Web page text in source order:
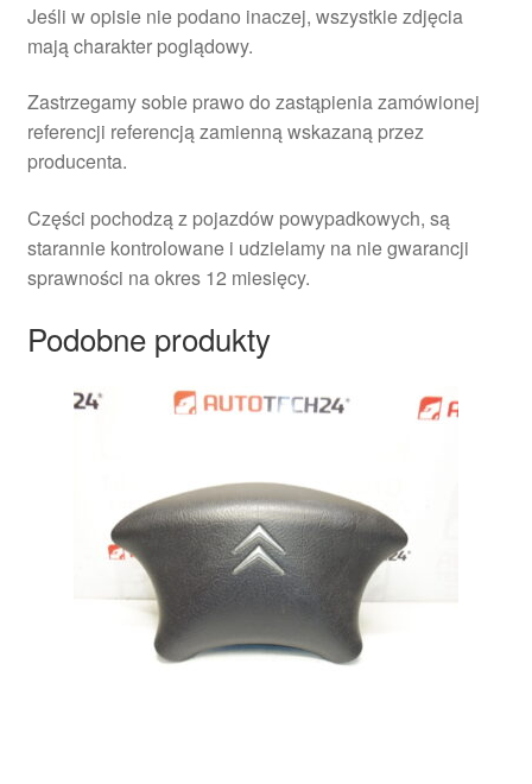
Jeśli w opisie nie podano inaczej, wszystkie zdjęcia
mają charakter poglądowy.
Zastrzegamy sobie prawo do zastąpienia zamówionej
referencji referencją zamienną wskazaną przez
producenta.
Części pochodzą z pojazdów powypadkowych, są
starannie kontrolowane i udzielamy na nie gwarancji
sprawności na okres 12 miesięcy.
Podobne produkty